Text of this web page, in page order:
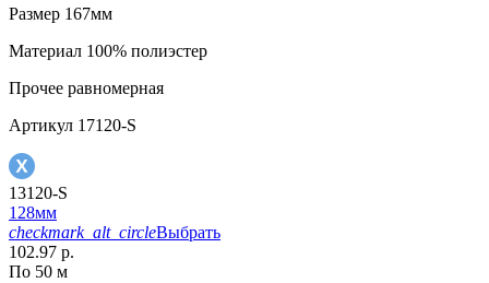
Размер 167мм
Материал 100% полиэстер
Прочее равномерная
Артикул 17120-S
13120-S
128мм
checkmark_alt_circleВыбрать
102.97 р.
По 50 м